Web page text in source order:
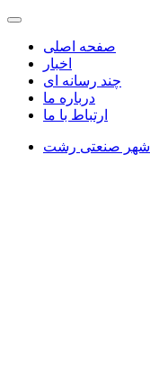
صفحه اصلی
اخبار
چند رسانه ای
درباره ما
ارتباط با ما
شهر صنعتی رشت